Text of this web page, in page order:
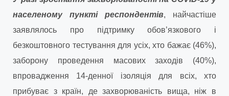
населеному пункті респондентів, найчастіше
заявлялось про підтримку обов’язкового і
безкоштовного тестування для усіх, хто бажає (46%),
заборону проведення масових заходів (40%),
впровадження 14-денної ізоляція для всіх, хто
прибуває з країн, де захворюваність вища, ніж в